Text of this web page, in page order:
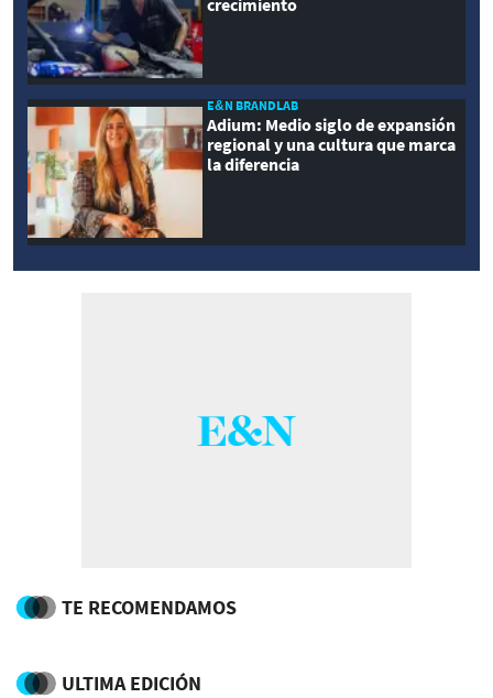
E&N BRANDLAB
Adium: Medio siglo de expansión
regional y una cultura que marca
la diferencia
TE RECOMENDAMOS
ULTIMA EDICIÓN